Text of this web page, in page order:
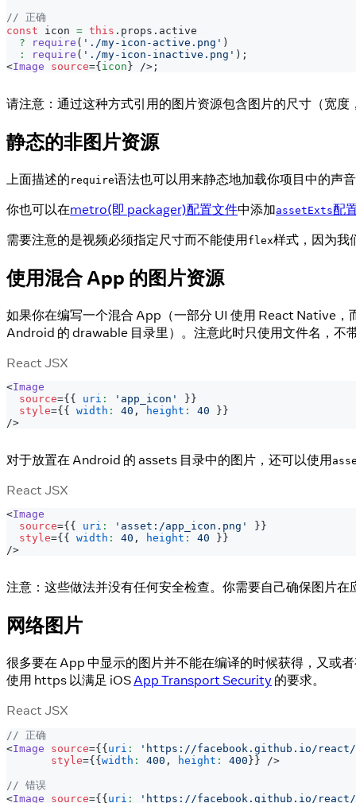
// 正确
const icon = this . props . active
?
require ( './my-icon-active.png' )
:
require ( './my-icon-inactive.png' ) ;
<Image source={ icon } /> ;
请注意：通过这种方式引用的图片资源包含图片的尺寸（宽
静态的非图片资源
上面描述的 require语法也可以用来静态地加载你项目中的声
你也可以在metro(即 packager)配置文件中添加assetExts配
需要注意的是视频必须指定尺寸而不能使用flex样式，因为我
使用混合 App 的图片资源
如果你在编写一个混合 App（一部分 UI 使用 React Native
Android 的 drawable 目录里）。注意此时只使用文件名，不
React JSX
<Image
source={ { uri : 'app_icon' } }
style={ { width : 40 , height : 40 } }
/>
对于放置在 Android 的 assets 目录中的图片，还可以使用
React JSX
<Image
source={ { uri : 'asset:/app_icon.png' } }
style={ { width : 40 , height : 40 } }
/>
注意：这些做法并没有任何安全检查。你需要自己确保图片
网络图片
很多要在 App 中显示的图片并不能在编译的时候获得，又或
使用 https 以满足 iOS App Transport Security 的要求。
React JSX
// 正确
<Image source={{uri :
'https://facebook.github.io/react/
style={{width : 400 , height : 400}} />
// 错误
<Image source={{uri : 'https://facebook.github.io/react/